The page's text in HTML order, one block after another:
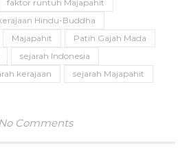
faktor runtuh Majapahit
Hindu-Buddha
Majapahit
Patih Gajah Mada
sejarah Indonesia
kerajaan
sejarah Majapahit
No Comments